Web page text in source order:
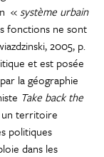
«système urbain
fonctions ne sont
2005, p.
et est posée
la géographie
Take back the
un territoire
politiques
dans les